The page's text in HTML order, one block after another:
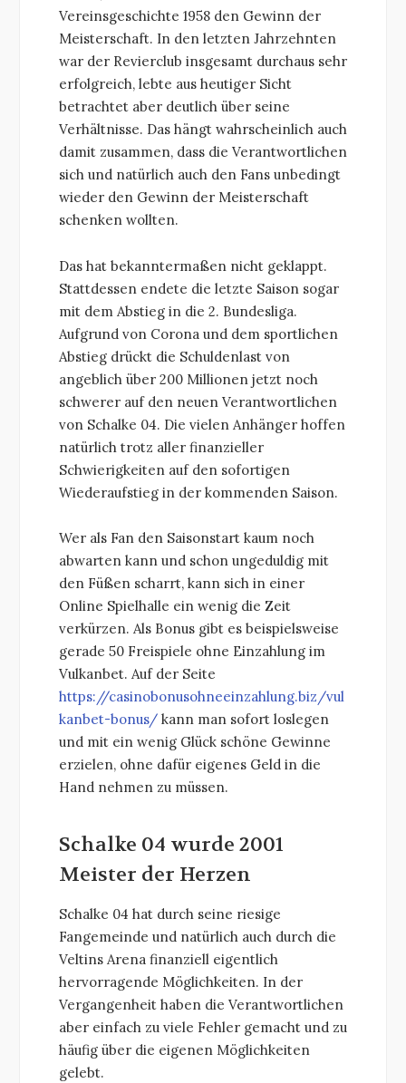
Vereinsgeschichte 1958 den Gewinn der
Meisterschaft. In den letzten Jahrzehnten
war der Revierclub insgesamt durchaus sehr
erfolgreich, lebte aus heutiger Sicht
betrachtet aber deutlich über seine
Verhältnisse. Das hängt wahrscheinlich auch
damit zusammen, dass die Verantwortlichen
sich und natürlich auch den Fans unbedingt
wieder den Gewinn der Meisterschaft
schenken wollten.
Das hat bekanntermaßen nicht geklappt.
Stattdessen endete die letzte Saison sogar
mit dem Abstieg in die 2. Bundesliga.
Aufgrund von Corona und dem sportlichen
Abstieg drückt die Schuldenlast von
angeblich über 200 Millionen jetzt noch
schwerer auf den neuen Verantwortlichen
von Schalke 04. Die vielen Anhänger hoffen
natürlich trotz aller finanzieller
Schwierigkeiten auf den sofortigen
Wiederaufstieg in der kommenden Saison.
Wer als Fan den Saisonstart kaum noch
abwarten kann und schon ungeduldig mit
den Füßen scharrt, kann sich in einer
Online Spielhalle ein wenig die Zeit
verkürzen. Als Bonus gibt es beispielsweise
gerade 50 Freispiele ohne Einzahlung im
Vulkanbet. Auf der Seite
https://casinobonusohneeinzahlung.biz/vul
kanbet-bonus/ kann man sofort loslegen
und mit ein wenig Glück schöne Gewinne
erzielen, ohne dafür eigenes Geld in die
Hand nehmen zu müssen.
Schalke 04 wurde 2001
Meister der Herzen
Schalke 04 hat durch seine riesige
Fangemeinde und natürlich auch durch die
Veltins Arena finanziell eigentlich
hervorragende Möglichkeiten. In der
Vergangenheit haben die Verantwortlichen
aber einfach zu viele Fehler gemacht und zu
häufig über die eigenen Möglichkeiten
gelebt.